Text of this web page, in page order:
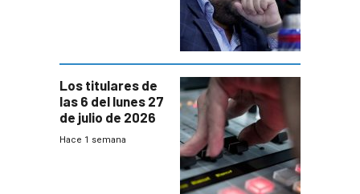
Los titulares de
las 6 del lunes 27
de julio de 2026
Hace 1 semana